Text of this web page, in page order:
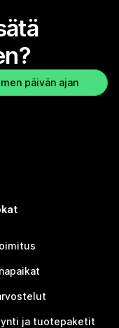
päivän ajan
ja tuotepaketit